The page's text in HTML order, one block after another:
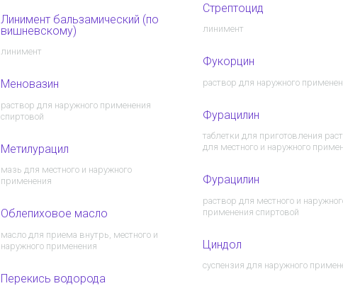
Линимент бальзамический (по
вишневскому)
линимент
Меновазин
раствор для наружного применения
спиртовой
Метилурацил
мазь для местного и наружного
применения
Облепиховое масло
масло для приема внутрь, местного и
наружного применения
Перекись водорода
Стрептоцид
линимент
Фукорцин
раствор для наружного
Фурацилин
таблетки для приготовления
для местного и наружного
Фурацилин
раствор для местного и
применения спиртовой
Циндол
суспензия для наружного